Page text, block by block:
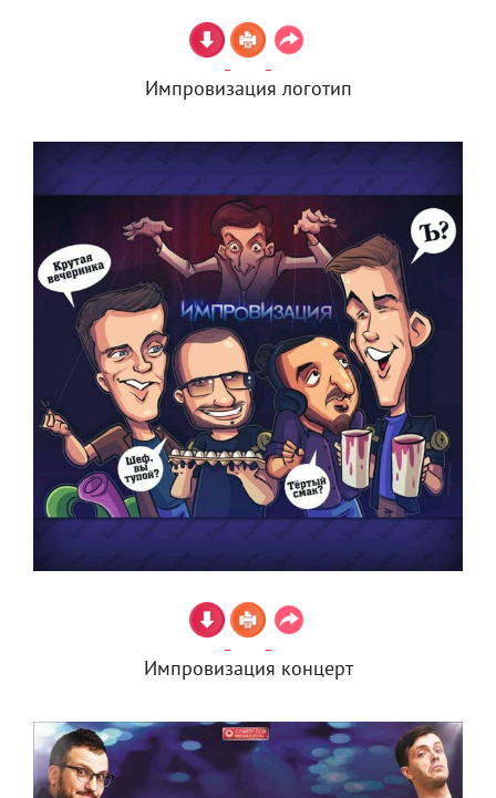
Импровизация логотип
Импровизация концерт